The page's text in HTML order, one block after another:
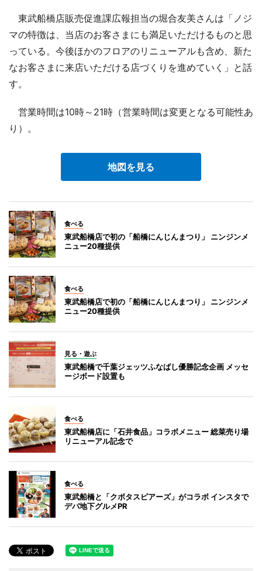
東武船橋店販売促進課広報担当の堀合友美さんは「ノジ
マの特徴は、当店のお客さまにも満足いただけるものと思
っている。今後ほかのフロアのリニューアルも含め、新た
なお客さまに来店いただける店づくりを進めていく」と話
す。
営業時間は10時～21時（営業時間は変更となる可能性あ
り）。
地図を見る
食べる
東武船橋店で初の「船橋にんじんまつり」 ニンジンメ
ニュー20種提供
食べる
東武船橋店で初の「船橋にんじんまつり」 ニンジンメ
ニュー20種提供
見る・遊ぶ
東武船橋で千葉ジェッツふなばし優勝記念企画 メッセ
ージボード設置も
食べる
東武船橋店に「石井食品」コラボメニュー 総菜売り場
リニューアル記念で
食べる
東武船橋と「クボタスピアーズ」がコラボ インスタで
デパ地下グルメPR